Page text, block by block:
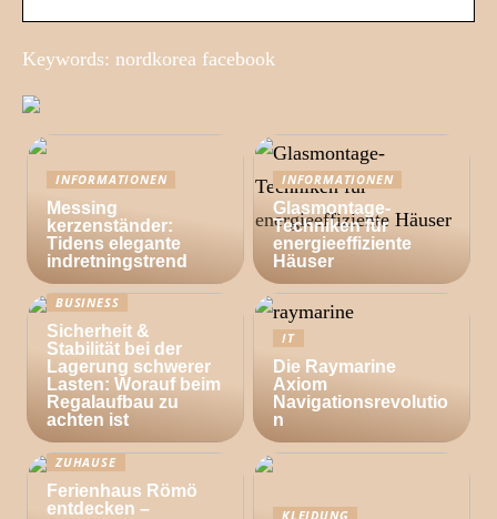
Keywords: nordkorea facebook
INFORMATIONEN
Messing
kerzenständer:
Tidens elegante
indretningstrend
INFORMATIONEN
Glasmontage-
Techniken für
energieeffiziente
Häuser
BUSINESS
Sicherheit &
Stabilität bei der
Lagerung schwerer
Lasten: Worauf beim
Regalaufbau zu
achten ist
IT
Die Raymarine
Axiom
Navigationsrevolutio
n
ZUHAUSE
Ferienhaus Römö
entdecken –
KLEIDUNG